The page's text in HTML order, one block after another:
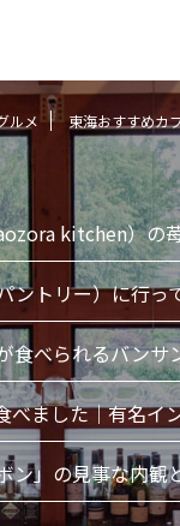
ルメ 東海おすすめカ
kitchen）の
ントリー）に行っ
食べられるバンサ
ました｜有名イ
ン」の見事な内観